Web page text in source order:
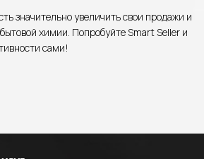
значительно увеличить свои продажи и
химии. Попробуйте Smart Seller и
сами!